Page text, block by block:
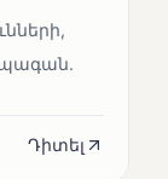
Դիտել